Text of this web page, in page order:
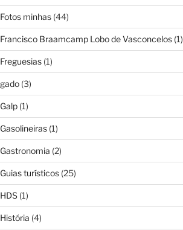
Fotos minhas(44)
Francisco Braamcamp Lobo de Vasconcelos(1)
Freguesias(1)
gado(3)
Galp(1)
Gasolineiras(1)
Gastronomia (2)
Guias turísticos(25)
HDS(1)
História (4)